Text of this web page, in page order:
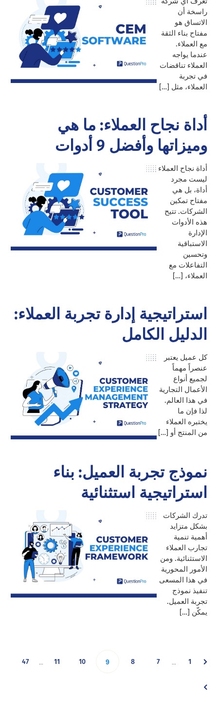
راسخة أن
الاتساق هو
مفتاح بناء الثقة
مع العملاء.
عندما يواجه
العملاء تناقضات
في تجربة
العملاء، مثل […]
أداة نجاح العملاء: ما هي
وميزاتها وأفضل 9 أدوات
أداة نجاح العملاء
ليست مجرد
أداة، بل هي
مفتاح تمكين
الشركات. تتيح
هذه الأدوات
الإدارة
الاستباقية
وتحسين
التفاعلات مع
العملاء، […]
استراتيجية إدارة تجربة العملاء:
الدليل الكامل
كل عميل يعتبر
عنصراً مهماً
لجميع أنواع
الأعمال التجارية
في هذا العالم.
لذا فإن ما
يختبره العملاء
من المنتج أو […]
نموذج تجربة العميل: بناء
استراتيجية استثنائية
تدرك الشركات
بشكل متزايد
أهمية تنمية
تجارب العملاء
الاستثنائية. ومن
الأمور المحورية
في هذا المسعى
تنفيذ نموذج
تجربة العميل.
يمكّن […]
Go
1
pages
…
Go
7
Go
8
Go
9
Go
10
Go
11
pages
…
Go
47